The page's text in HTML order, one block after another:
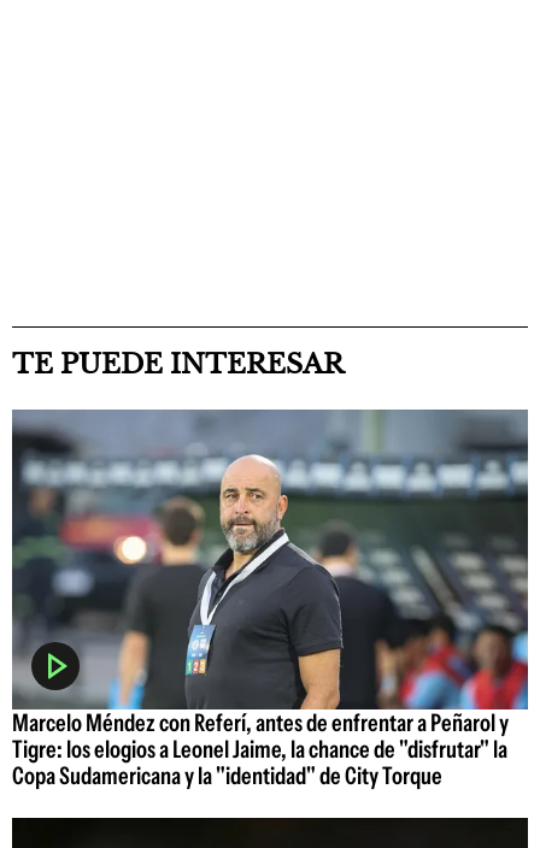
TE PUEDE INTERESAR
Marcelo Méndez con Referí, antes de enfrentar a Peñarol y
Tigre: los elogios a Leonel Jaime, la chance de "disfrutar" la
Copa Sudamericana y la "identidad" de City Torque